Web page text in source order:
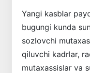
Yangi kasblar
bugungi kunda
sozlovchi
qiluvchi kadrlar,
mutaxassislar va